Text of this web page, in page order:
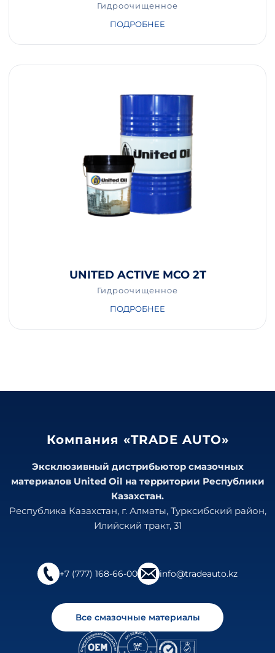
Гидроочищенное
ПОДРОБНЕЕ
UNITED ACTIVE MCO 2T
Гидроочищенное
ПОДРОБНЕЕ
Компания «TRADE AUTO»
Эксклюзивный дистрибьютор смазочных
материалов United Oil на территории Республики
Казахстан.
Республика Казахстан, г. Алматы, Турксибский район,
Илийский тракт, 31
+7 (777) 168-66-00 info@tradeauto.kz
Все смазочные материалы